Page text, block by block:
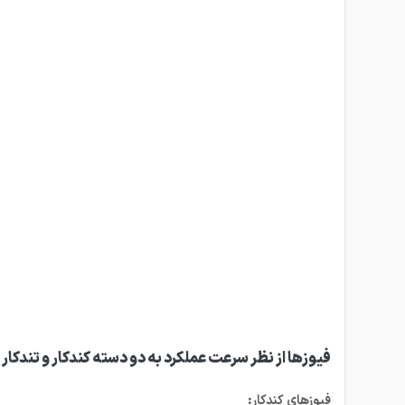
فیوزها از نظر سرعت عملکرد به دو دسته کندکار و
فیوزهای کندکار: